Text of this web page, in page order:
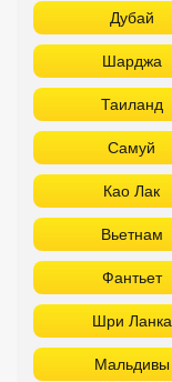
Дубай
Шарджа
Таиланд
Самуй
Као Лак
Вьетнам
Фантьет
Шри Ланка
Мальдивы